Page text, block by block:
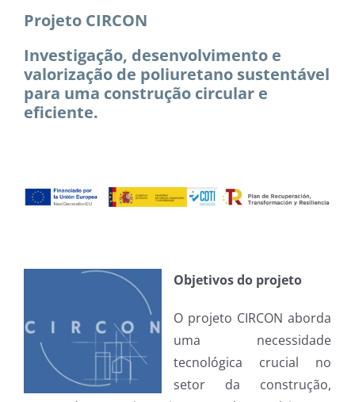
Projeto CIRCON
Investigação, desenvolvimento e
valorização de poliuretano sustentável
para uma construção circular e
eficiente.
Objetivos do projeto
O projeto CIRCON aborda
uma necessidade
tecnológica crucial no
setor da construção,